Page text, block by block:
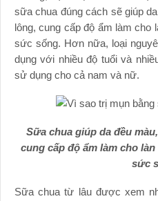
sữa chua đúng cách sẽ giúp
lông, cung cấp độ ẩm làm cho
sức sống. Hơn nữa, loại
dụng với nhiều độ tuổi và
sử dụng cho cả nam và nữ.
Sữa chua giúp da đều
cung cấp độ ẩm làm cho
sức
Sữa chua từ lâu được xem